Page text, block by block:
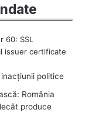
60: SSL
issuer certificate
politice
România
produce